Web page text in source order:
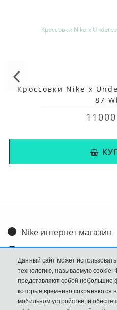
Кроссовки Nike x
87
Nike интернет магазин
Доставка и оплата
Обмен и возврат
Размеры
FAQ
Данный сайт может
технологию, называемую cookie.
представляют собой небольшие
которые временно сохраняются
мобильном устройстве, и